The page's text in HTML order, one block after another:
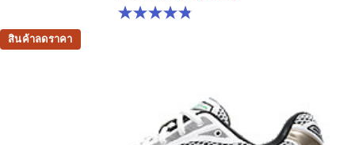
4.8 จาก 5 ดาว 111 รีวิว
สินค้าลดราคา